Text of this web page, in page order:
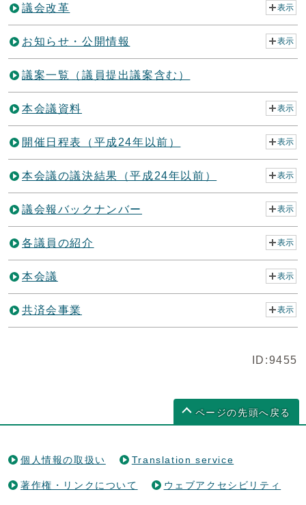
議会改革 表示
お知らせ・公開情報 表示
議案一覧（議員提出議案含む）
本会議資料 表示
開催日程表（平成24年以前） 表示
本会議の議決結果（平成24年以前） 表示
議会報バックナンバー 表示
各議員の紹介 表示
本会議 表示
共済会事業 表示
ID:9455
ページの先頭へ戻る
個人情報の取扱い Translation service
著作権・リンクについて ウェブアクセシビリティ